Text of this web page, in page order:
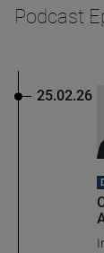
Podcast
25.02.26